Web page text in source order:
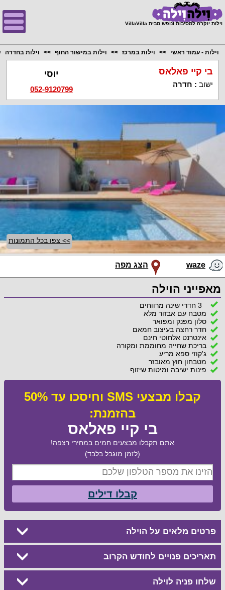
וילות יוקרה למסיבות ונופש מבית VillaVilla
וילות - עמוד ראשי וילות במרכז וילות במישור החוף וילות בחדרה
בי קיי פאלאס
ישוב : חדרה
יוסי
052-9120799
>> צפו בכל התמונות
waze הצג מפה
מאפייני הוילה
3 חדרי שינה מרווחים
מטבח עם אבזור מלא
סלון מפנק ומפואר
חדר רחצה בעיצוב חמאם
אינטרנט אלחוטי חינם
בריכת שחייה מחוממת ומקורה
ג'קוזי ספא מריע
מטבחון חוץ מאובזר
פינות ישיבה ומיטות שיזוף
קבלו מבצעי SMS וחיסכו עד 50%
בהזמנת:
בי קיי פאלאס
אתם תקבלו מבצעים חמים במחירי רצפה!
(לזמן מוגבל בלבד)
קבלו דילים
פרטים מלאים על הוילה
תאריכים פנויים לחודש הקרוב
שלחו פניה לוילה